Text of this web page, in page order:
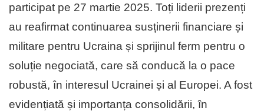
participat pe 27 martie 2025. Toți liderii prezenți
au reafirmat continuarea susținerii financiare și
militare pentru Ucraina și sprijinul ferm pentru o
soluție negociată, care să conducă la o pace
robustă, în interesul Ucrainei și al Europei. A fost
evidențiată și importanța consolidării, în